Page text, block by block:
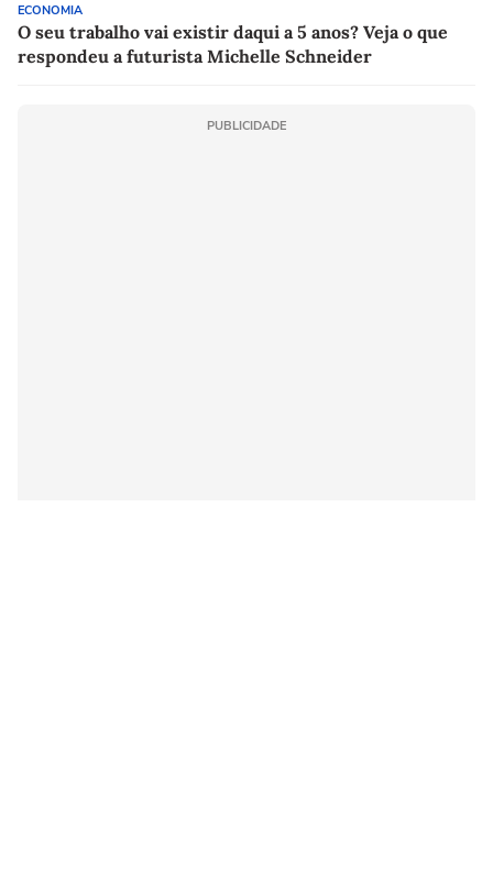
ECONOMIA
O seu trabalho vai existir daqui a 5 anos? Veja o que
respondeu a futurista Michelle Schneider
PUBLICIDADE